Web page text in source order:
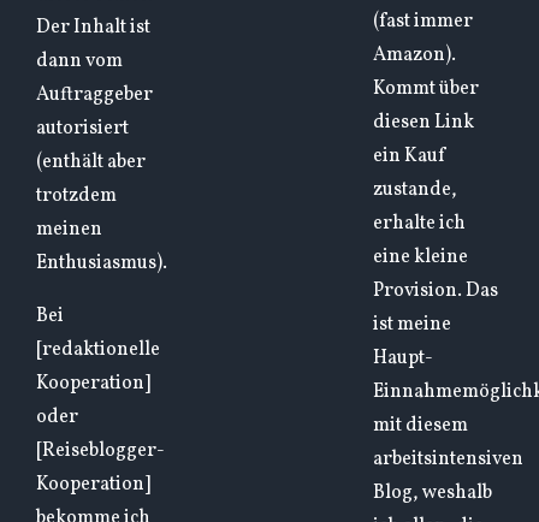
Der Inhalt ist
dann vom
Auftraggeber
autorisiert
(enthält aber
trotzdem
meinen
Enthusiasmus).
Bei
[redaktionelle
Kooperation]
oder
[Reiseblogger-
Kooperation]
(fast immer
Amazon).
Kommt über
diesen Link
ein Kauf
zustande,
erhalte ich
eine kleine
Provision. Das
ist meine
Haupt-
mit diesem
arbeitsintensiven
Blog, weshalb